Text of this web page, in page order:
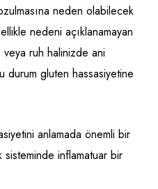
neden olabilecek
nedeni açıklanamayan
veya ruh halinizde ani
durum gluten hassasiyetine
anlamada önemli bir
sisteminde inflamatuar bir